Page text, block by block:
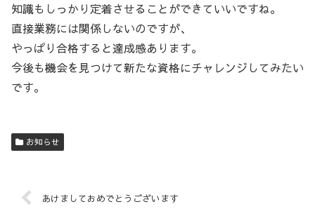
知識もしっかり定着させることができていいですね。
直接業務には関係しないのですが、
やっぱり合格すると達成感あります。
今後も機会を見つけて新たな資格にチャレンジしてみたい
です。
お知らせ
あけましておめでとうございます